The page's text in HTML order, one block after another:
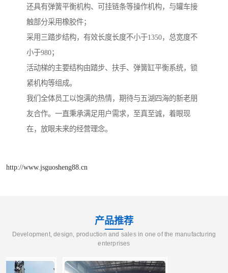
还具有弹簧平衡机构、可挂链条等操作机构，与罐车接
触部分采用橡胶件；
采用三踏步结构，有效长度长度不小于1350，总宽度不
小于980；
活动梯的主要结构由踏步、扶手、弹簧缸平衡系统，锁
紧机构等组成。
我们全体员工以饱满的热情，期待与五湖四海的新老朋
友合作。一直秉承满足用户需求，至真至诚，着眼现
在，放眼未来的经营理念。
http://www.jsguosheng88.cn
产品推荐
Development, design, production and sales in one of the manufacturing
enterprises